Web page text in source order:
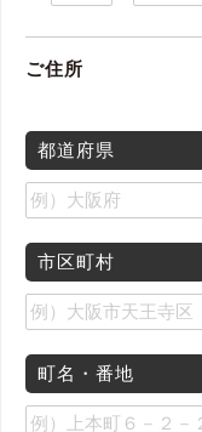
ご住所
都道府県
市区町村
町名・番地